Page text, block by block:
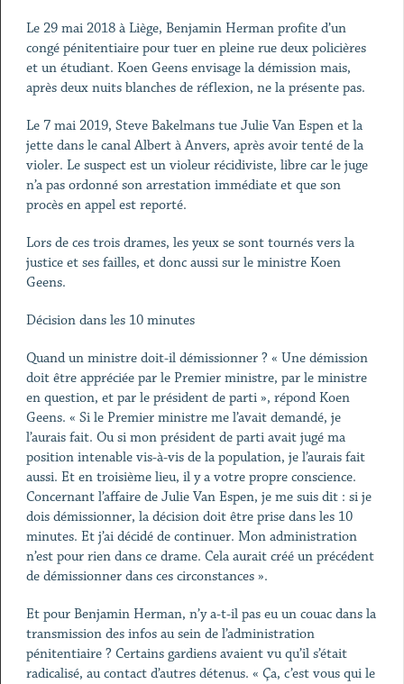
Le 29 mai 2018 à Liège, Benjamin Herman profite d’un
congé pénitentiaire pour tuer en pleine rue deux policières
et un étudiant. Koen Geens envisage la démission mais,
après deux nuits blanches de réflexion, ne la présente pas.
Le 7 mai 2019, Steve Bakelmans tue Julie Van Espen et la
jette dans le canal Albert à Anvers, après avoir tenté de la
violer. Le suspect est un violeur récidiviste, libre car le juge
n’a pas ordonné son arrestation immédiate et que son
procès en appel est reporté.
Lors de ces trois drames, les yeux se sont tournés vers la
justice et ses failles, et donc aussi sur le ministre Koen
Geens.
Décision dans les 10 minutes
Quand un ministre doit-il démissionner ? « Une démission
doit être appréciée par le Premier ministre, par le ministre
en question, et par le président de parti », répond Koen
Geens. « Si le Premier ministre me l’avait demandé, je
l’aurais fait. Ou si mon président de parti avait jugé ma
position intenable vis-à-vis de la population, je l’aurais fait
aussi. Et en troisième lieu, il y a votre propre conscience.
Concernant l’affaire de Julie Van Espen, je me suis dit : si je
dois démissionner, la décision doit être prise dans les 10
minutes. Et j’ai décidé de continuer. Mon administration
n’est pour rien dans ce drame. Cela aurait créé un précédent
de démissionner dans ces circonstances ».
Et pour Benjamin Herman, n’y a-t-il pas eu un couac dans la
transmission des infos au sein de l’administration
pénitentiaire ? Certains gardiens avaient vu qu’il s’était
radicalisé, au contact d’autres détenus. « Ça, c’est vous qui le